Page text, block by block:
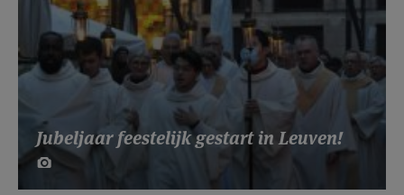
Jubeljaar feestelijk gestart in Leuven!